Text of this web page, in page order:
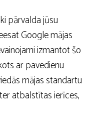
pārvalda jūsu
Google mājas
izmantot šo
ar pavedienu
mājas standartu
atbalstītas ierīces,